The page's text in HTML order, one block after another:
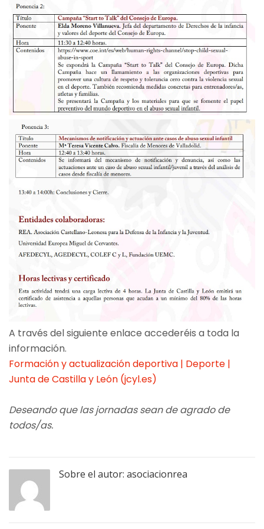
A través del siguiente enlace accederéis a toda la
información.
Formación y actualización deportiva | Deporte |
Junta de Castilla y León (jcyl.es)
Deseando que las jornadas sean de agrado de
todos/as.
Sobre el autor: asociacionrea